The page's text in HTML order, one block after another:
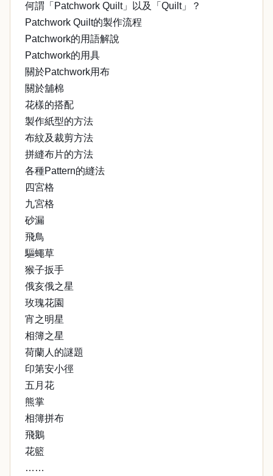
何謂「Patchwork Quilt」以及「Quilt」？
Patchwork Quilt的製作流程
Patchwork的用語解說
Patchwork的用具
關於Patchwork用布
關於舖棉
花樣的搭配
製作紙型的方法
布紋及裁剪方法
拼縫布片的方法
各種Pattern的縫法
四宮格
九宮格
砂漏
飛鳥
驅蠅草
猴子扳手
俄亥俄之星
玫瑰花園
宵之明星
相簿之星
荷蘭人的謎題
印第安小徑
五月花
熊掌
相簿拼布
飛鵝
花籃
……